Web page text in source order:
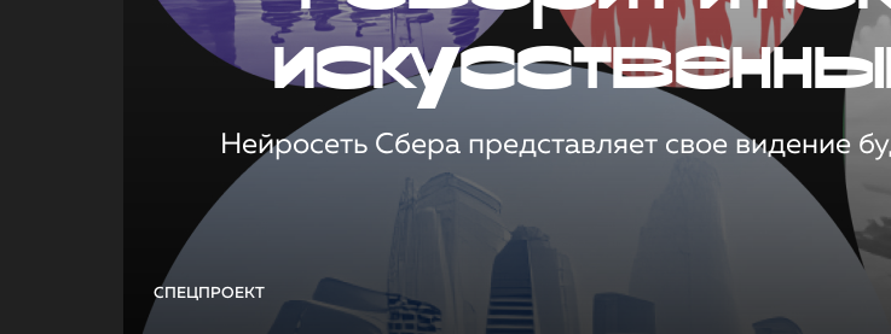
СПЕЦПРОЕКТ
Нейросеть Сбера представляет свое видение